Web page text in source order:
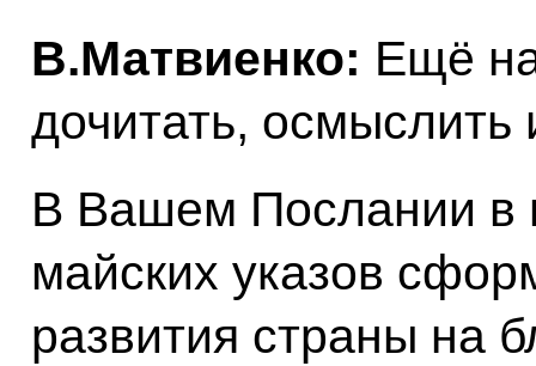
В.Матвиенко: Ещё
дочитать, осмыслить
В Вашем Послании в
майских указов
развития страны на